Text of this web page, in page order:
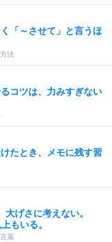
「～させて」と言うほ
法
コツは、力みすぎない
たとき、メモに残す習
げさに考えない。
もいる。
葉